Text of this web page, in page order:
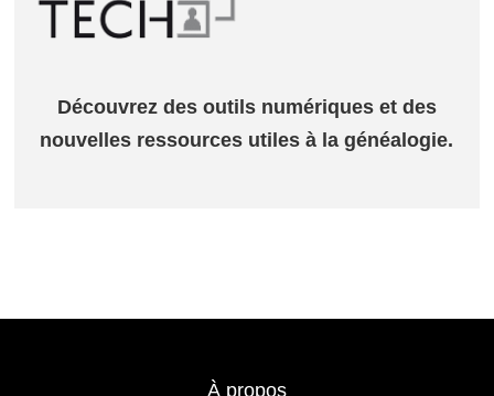
Découvrez des outils numériques et des
nouvelles ressources utiles à la généalogie.
À propos